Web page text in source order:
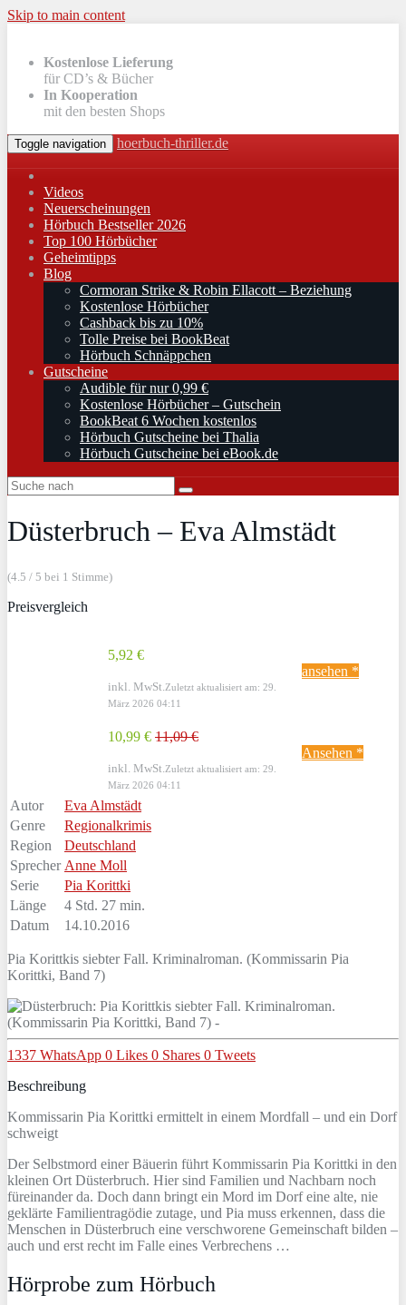
Skip to main content
Kostenlose Lieferung
für CD’s & Bücher
In Kooperation
mit den besten Shops
Toggle navigation hoerbuch-thriller.de
Videos
Neuerscheinungen
Hörbuch Bestseller 2026
Top 100 Hörbücher
Geheimtipps
Blog
Cormoran Strike & Robin Ellacott – Beziehung
Kostenlose Hörbücher
Cashback bis zu 10%
Tolle Preise bei BookBeat
Hörbuch Schnäppchen
Gutscheine
Audible für nur 0,99 €
Kostenlose Hörbücher – Gutschein
BookBeat 6 Wochen kostenlos
Hörbuch Gutscheine bei Thalia
Hörbuch Gutscheine bei eBook.de
Düsterbruch – Eva Almstädt
(4.5 / 5 bei 1 Stimme)
Preisvergleich
5,92 €
inkl. MwSt. Zuletzt aktualisiert am: 29.
März 2026 04:11
ansehen *
10,99 € 11,09 €
inkl. MwSt. Zuletzt aktualisiert am: 29.
März 2026 04:11
Ansehen *
Autor
Eva Almstädt
Genre
Regionalkrimis
Region
Deutschland
Sprecher Anne Moll
Serie
Pia Korittki
Länge
4 Std. 27 min.
Datum
14.10.2016
Pia Korittkis siebter Fall. Kriminalroman. (Kommissarin Pia
Korittki, Band 7)
1337 WhatsApp 0 Likes 0 Shares 0 Tweets
Beschreibung
Kommissarin Pia Korittki ermittelt in einem Mordfall – und ein Dorf
schweigt
Der Selbstmord einer Bäuerin führt Kommissarin Pia Korittki in den
kleinen Ort Düsterbruch. Hier sind Familien und Nachbarn noch
füreinander da. Doch dann bringt ein Mord im Dorf eine alte, nie
geklärte Familientragödie zutage, und Pia muss erkennen, dass die
Menschen in Düsterbruch eine verschworene Gemeinschaft bilden –
auch und erst recht im Falle eines Verbrechens …
Hörprobe zum Hörbuch